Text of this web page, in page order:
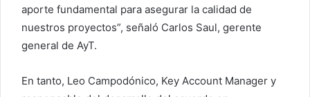
aporte fundamental para asegurar la calidad de
nuestros proyectos”, señaló Carlos Saul, gerente
general de AyT.
En tanto, Leo Campodónico, Key Account Manager y